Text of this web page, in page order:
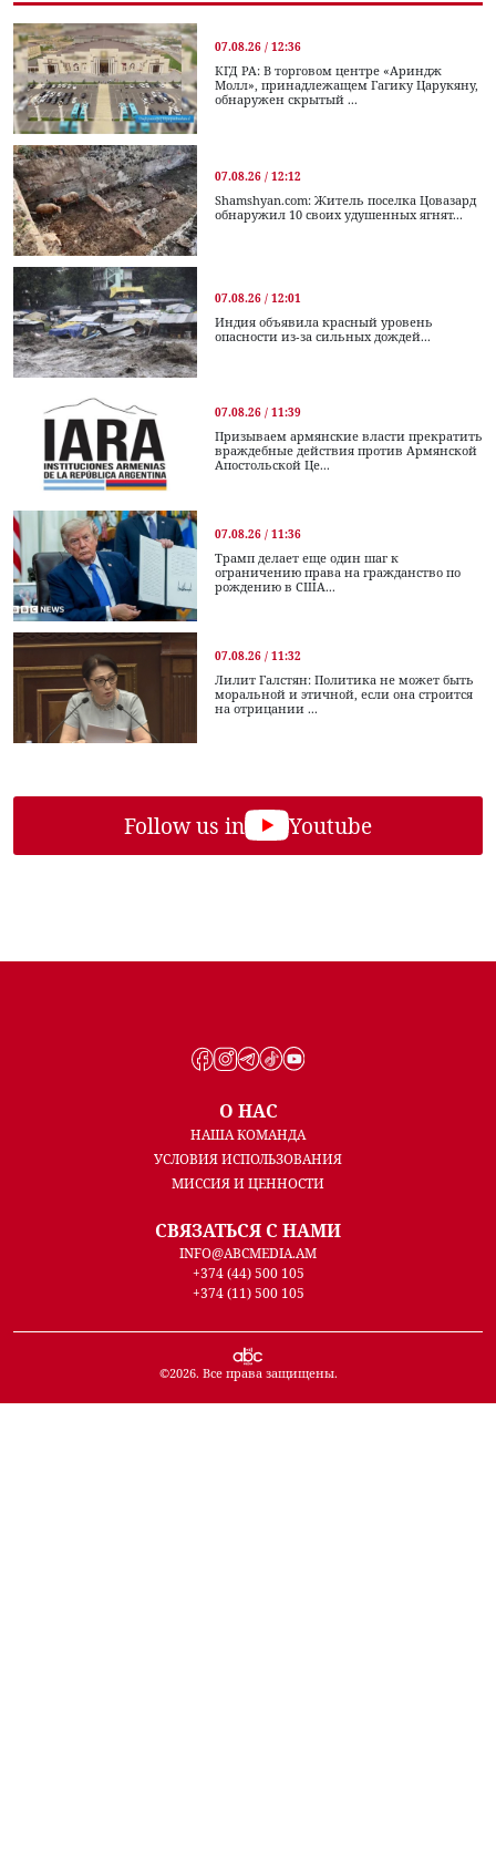
07.08.26 / 12:36
КГД РА: В торговом центре «Ариндж
Молл», принадлежащем Гагику Царукяну,
обнаружен скрытый ...
07.08.26 / 12:12
Shamshyan.com: Житель поселка Цовазард
обнаружил 10 своих удушенных ягнят...
07.08.26 / 12:01
Индия объявила красный уровень
опасности из-за сильных дождей...
07.08.26 / 11:39
Призываем армянские власти прекратить
враждебные действия против Армянской
Апостольской Це...
07.08.26 / 11:36
Трамп делает еще один шаг к
ограничению права на гражданство по
рождению в США...
07.08.26 / 11:32
Лилит Галстян: Политика не может быть
моральной и этичной, если она строится
на отрицании ...
Follow us in Youtube
О НАС
НАША КОМАНДА
УСЛОВИЯ ИСПОЛЬЗОВАНИЯ
МИССИЯ И ЦЕННОСТИ
СВЯЗАТЬСЯ С НАМИ
INFO@ABCMEDIA.AM
+374 (44) 500 105
+374 (11) 500 105
©2026. Все права защищены.